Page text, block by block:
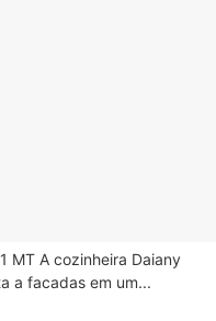
MT A cozinheira Daiany
a facadas em um...